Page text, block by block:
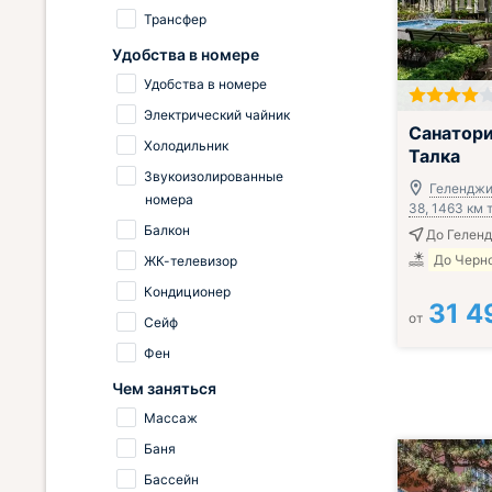
Всё включено
Талка
38, 1463 км
До
До
от 31
Трансфер
Удобства в номере
Удобства в номере
Электрический чайник
Холодильник
Звукоизолированные
номера
Балкон
ЖК-телевизор
Кондиционер
Сейф
Фен
Чем заняться
Массаж
Баня
Бассейн